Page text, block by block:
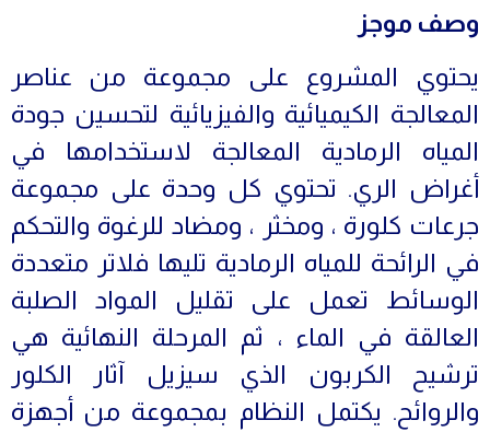
وصف موجز
يحتوي المشروع على مجموعة من عناصر
المعالجة الكيميائية والفيزيائية لتحسين جودة
المياه الرمادية المعالجة لاستخدامها في
أغراض الري. تحتوي كل وحدة على مجموعة
جرعات كلورة ، ومخثر ، ومضاد للرغوة والتحكم
في الرائحة للمياه الرمادية تليها فلاتر متعددة
الوسائط تعمل على تقليل المواد الصلبة
العالقة في الماء ، ثم المرحلة النهائية هي
ترشيح الكربون الذي سيزيل آثار الكلور
والروائح. يكتمل النظام بمجموعة من أجهزة